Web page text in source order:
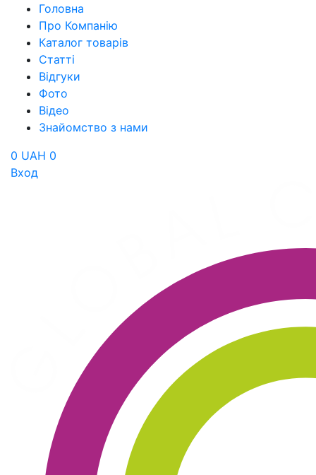
Головна
Про Компанію
Каталог товарів
Статті
Відгуки
Фото
Відео
Знайомство з нами
0 UAH 0
Вход